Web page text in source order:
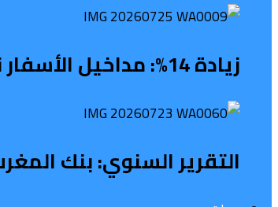
زيادة 14%: مداخيل الأسفار ناهزت 54 مليار درهم
التقرير السنوي: بنك المغرب ينفذ 1100 نشاط لتعزيز الثقافة